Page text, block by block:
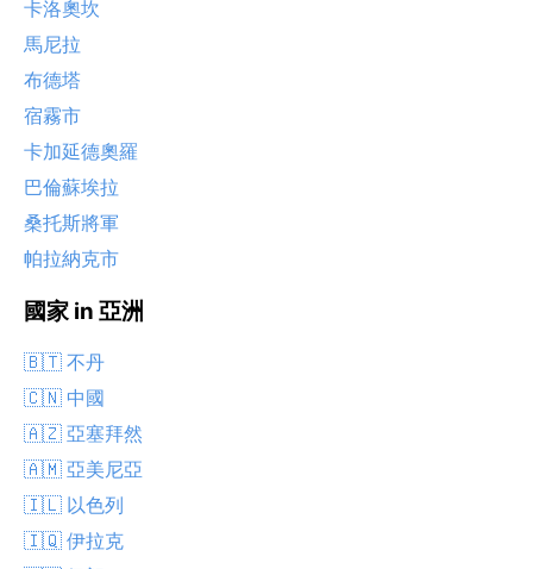
卡洛奧坎
馬尼拉
布德塔
宿霧市
卡加延德奧羅
巴倫蘇埃拉
桑托斯將軍
帕拉納克市
國家 in 亞洲
🇧🇹 不丹
🇨🇳 中國
🇦🇿 亞塞拜然
🇦🇲 亞美尼亞
🇮🇱 以色列
🇮🇶 伊拉克